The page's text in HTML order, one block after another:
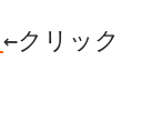
←クリック